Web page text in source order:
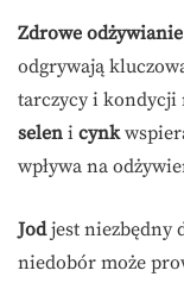
Zdrowe odżywianie
odgrywają
tarczycy i kondycji
selen i cynk
wpływa na
Jodjest niezbędny
niedobór może